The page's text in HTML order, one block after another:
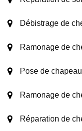
Débistrage de
Ramonage de
Pose de
Ramonage de
Réparation de